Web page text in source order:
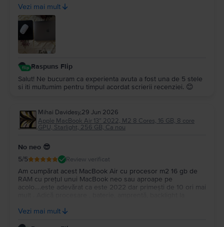
Mulțumesc pentru experiența plăcută!
Vezi mai mult
Raspuns Flip
Salut! Ne bucuram ca experienta avuta a fost una de 5 stele
si iti multumim pentru timpul acordat scrierii recenziei. 😊
Mihai Davidesy,29 Jun 2026
Apple MacBook Air 13″ 2022, M2 8 Cores, 16 GB, 8 core
GPU, Starlight, 256 GB, Ca nou
No neo 😎
5/5 Review verificat
Am cumpărat acest MacBook Air cu procesor m2 16 gb de
RAM cu prețul unui MacBook neo sau aproape pe
acolo….este adevărat ca este 2022 dar primești de 10 ori mai
super portabil …nu îl simți în geantă…Multumesc
Vezi mai mult